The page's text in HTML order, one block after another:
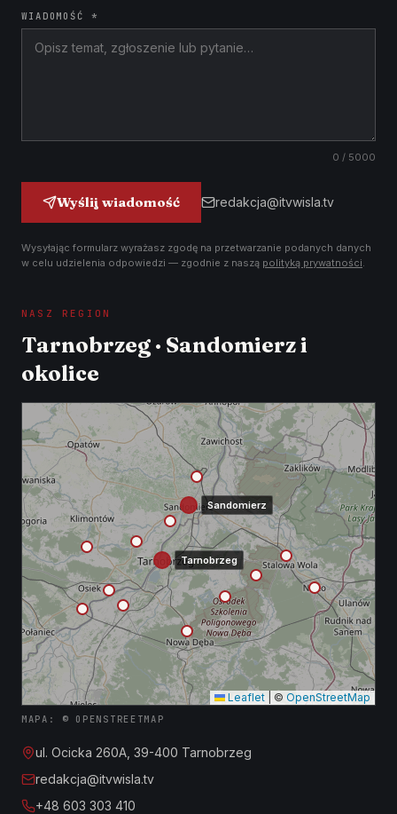
WIADOMOŚĆ *
0 / 5000
Wyślij wiadomość redakcja@itvwisla.tv
Wysyłając formularz wyrażasz zgodę na przetwarzanie podanych danych
w celu udzielenia odpowiedzi — zgodnie z naszą polityką prywatności.
NASZ REGION
Tarnobrzeg · Sandomierz i
okolice
Tarnobrzeg
Sandomierz
Leaflet © OpenStreetMap
MAPA: © OPENSTREETMAP
ul. Ocicka 260A, 39-400 Tarnobrzeg
redakcja@itvwisla.tv
+48 603 303 410